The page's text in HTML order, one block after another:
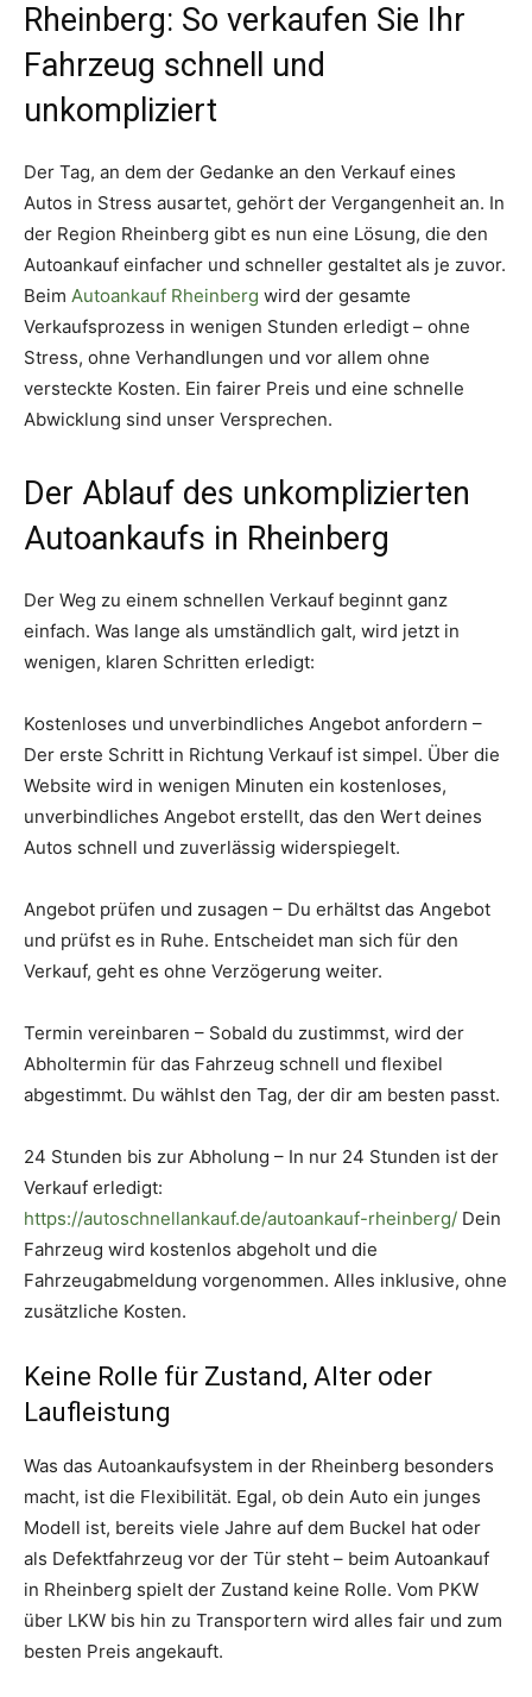
Rheinberg: So verkaufen Sie Ihr
Fahrzeug schnell und
unkompliziert
Der Tag, an dem der Gedanke an den Verkauf eines
Autos in Stress ausartet, gehört der Vergangenheit an. In
der Region Rheinberg gibt es nun eine Lösung, die den
Autoankauf einfacher und schneller gestaltet als je zuvor.
Beim Autoankauf Rheinberg wird der gesamte
Verkaufsprozess in wenigen Stunden erledigt – ohne
Stress, ohne Verhandlungen und vor allem ohne
versteckte Kosten. Ein fairer Preis und eine schnelle
Abwicklung sind unser Versprechen.
Der Ablauf des unkomplizierten
Autoankaufs in Rheinberg
Der Weg zu einem schnellen Verkauf beginnt ganz
einfach. Was lange als umständlich galt, wird jetzt in
wenigen, klaren Schritten erledigt:
Kostenloses und unverbindliches Angebot anfordern –
Der erste Schritt in Richtung Verkauf ist simpel. Über die
Website wird in wenigen Minuten ein kostenloses,
unverbindliches Angebot erstellt, das den Wert deines
Autos schnell und zuverlässig widerspiegelt.
Angebot prüfen und zusagen – Du erhältst das Angebot
und prüfst es in Ruhe. Entscheidet man sich für den
Verkauf, geht es ohne Verzögerung weiter.
Termin vereinbaren – Sobald du zustimmst, wird der
Abholtermin für das Fahrzeug schnell und flexibel
abgestimmt. Du wählst den Tag, der dir am besten passt.
24 Stunden bis zur Abholung – In nur 24 Stunden ist der
Verkauf erledigt:
https://autoschnellankauf.de/autoankauf-rheinberg/ Dein
Fahrzeug wird kostenlos abgeholt und die
Fahrzeugabmeldung vorgenommen. Alles inklusive, ohne
zusätzliche Kosten.
Keine Rolle für Zustand, Alter oder
Laufleistung
Was das Autoankaufsystem in der Rheinberg besonders
macht, ist die Flexibilität. Egal, ob dein Auto ein junges
Modell ist, bereits viele Jahre auf dem Buckel hat oder
als Defektfahrzeug vor der Tür steht – beim Autoankauf
in Rheinberg spielt der Zustand keine Rolle. Vom PKW
über LKW bis hin zu Transportern wird alles fair und zum
besten Preis angekauft.